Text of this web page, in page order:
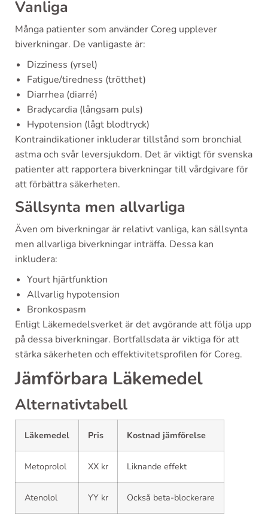
Vanliga
Många patienter som använder Coreg upplever
biverkningar. De vanligaste är:
Dizziness (yrsel)
Fatigue/tiredness (trötthet)
Diarrhea (diarré)
Bradycardia (långsam puls)
Hypotension (lågt blodtryck)
Kontraindikationer inkluderar tillstånd som bronchial
astma och svår leversjukdom. Det är viktigt för svenska
patienter att rapportera biverkningar till vårdgivare för
att förbättra säkerheten.
Sällsynta men allvarliga
Även om biverkningar är relativt vanliga, kan sällsynta
men allvarliga biverkningar inträffa. Dessa kan
inkludera:
Yourt hjärtfunktion
Allvarlig hypotension
Bronkospasm
Enligt Läkemedelsverket är det avgörande att följa upp
på dessa biverkningar. Bortfallsdata är viktiga för att
stärka säkerheten och effektivitetsprofilen för Coreg.
Jämförbara Läkemedel
Alternativtabell
Läkemedel Pris Kostnad jämförelse
Metoprolol XX kr Liknande effekt
Atenolol YY kr Också beta-blockerare